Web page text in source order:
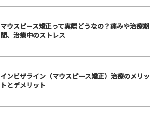
マウスピース矯正って実際どうなの？痛みや治療期
間、治療中のストレス
インビザライン（マウスピース矯正）治療のメリッ
トとデメリット